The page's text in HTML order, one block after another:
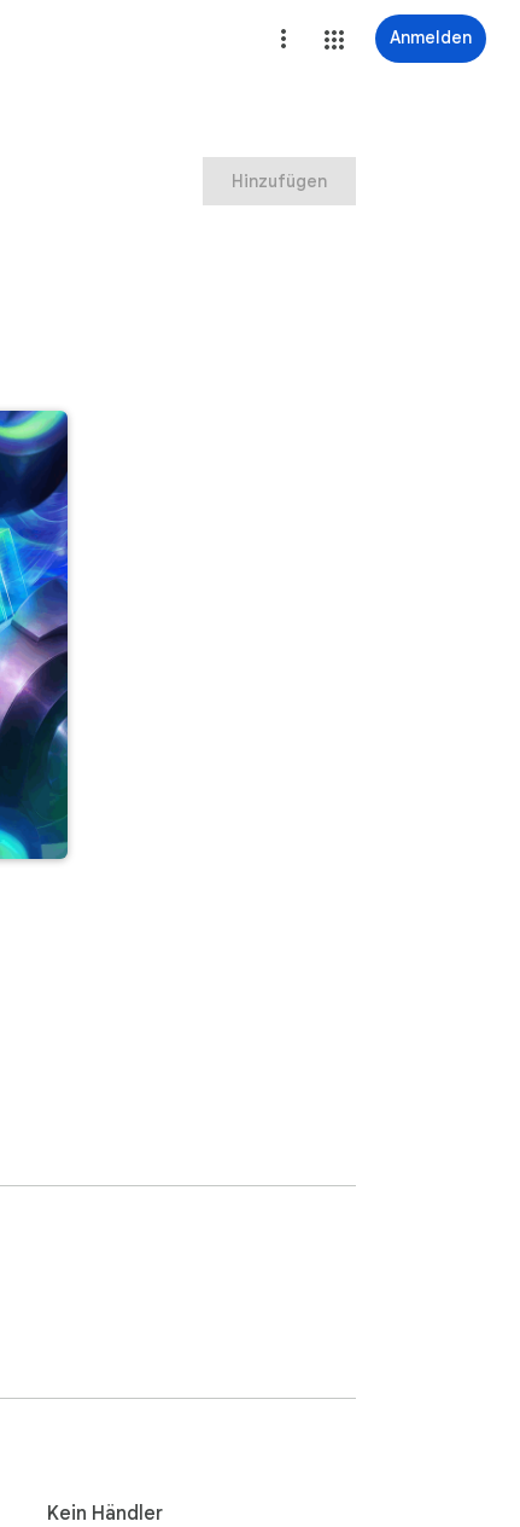
Anmelden
Hinzufügen
Kein Händler